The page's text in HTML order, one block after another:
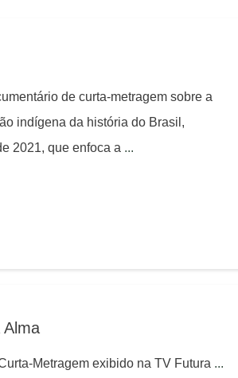
de curta-metragem sobre a
indígena da história do Brasil,
2021, que enfoca a ...
Alma
Metragem exibido na TV Futura ...